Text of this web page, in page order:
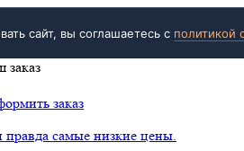
сайт, вы соглашаетесь с политикой
заказ
заказ
правда самые низкие цены.